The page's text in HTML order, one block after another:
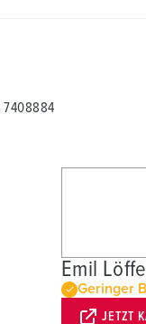
7408884
Emil
Geringer
JETZT